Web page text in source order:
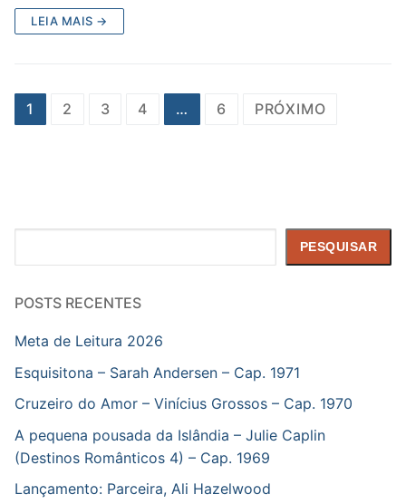
LEIA MAIS →
Paginação
1 2 3 4 … 6 PRÓXIMO
PESQUISAR
POSTS RECENTES
Meta de Leitura 2026
Esquisitona – Sarah Andersen – Cap. 1971
Cruzeiro do Amor – Vinícius Grossos – Cap. 1970
A pequena pousada da Islândia – Julie Caplin
(Destinos Românticos 4) – Cap. 1969
Lançamento: Parceira, Ali Hazelwood